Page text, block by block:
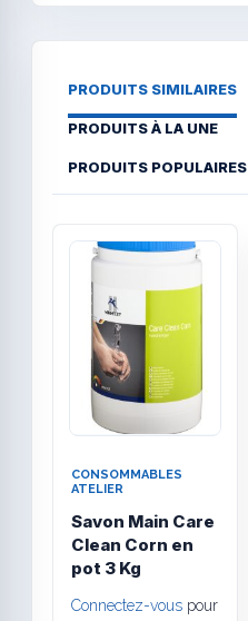
PRODUITS SIMILAIRES
PRODUITS À LA UNE
PRODUITS POPULAIRES
CONSOMMABLES
ATELIER
Savon Main Care
Clean Corn en
pot 3 Kg
Connectez-vous pour